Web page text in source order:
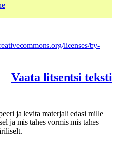
licenses/by-
Vaata litsentsi teksti
ja levita materjali edasi mille
ja mis tahes vormis mis tahes